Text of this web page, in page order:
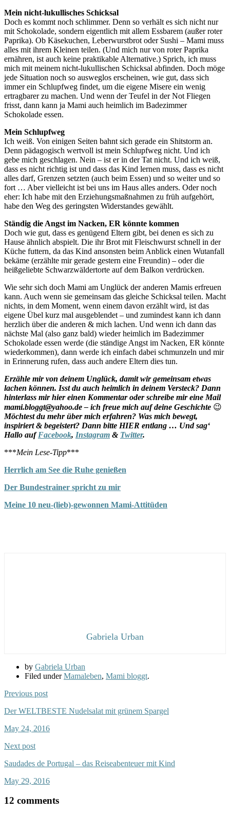
Mein nicht-lukullisches Schicksal
Doch es kommt noch schlimmer. Denn so verhält es sich nicht nur
mit Schokolade, sondern eigentlich mit allem Essbarem (außer roter
Paprika). Ob Käsekuchen, Leberwurstbrot oder Sushi – Mami muss
alles mit ihrem Kleinen teilen. (Und mich nur von roter Paprika
ernähren, ist auch keine praktikable Alternative.) Sprich, ich muss
mich mit meinem nicht-lukullischen Schicksal abfinden. Doch möge
jede Situation noch so ausweglos erscheinen, wie gut, dass sich
immer ein Schlupfweg findet, um die eigene Misere ein wenig
ertragbarer zu machen. Und wenn der Teufel in der Not Fliegen
frisst, dann kann ja Mami auch heimlich im Badezimmer
Schokolade essen.
Mein Schlupfweg
Ich weiß. Von einigen Seiten bahnt sich gerade ein Shitstorm an.
Denn pädagogisch wertvoll ist mein Schlupfweg nicht. Und ich
gebe mich geschlagen. Nein – ist er in der Tat nicht. Und ich weiß,
dass es nicht richtig ist und dass das Kind lernen muss, dass es nicht
alles darf, Grenzen setzten (auch beim Essen) und so weiter und so
fort … Aber vielleicht ist bei uns im Haus alles anders. Oder noch
eher: Ich habe mit den Erziehungsmaßnahmen zu früh aufgehört,
habe den Weg des geringsten Widerstandes gewählt.
Ständig die Angst im Nacken, ER könnte kommen
Doch wie gut, dass es genügend Eltern gibt, bei denen es sich zu
Hause ähnlich abspielt. Die ihr Brot mit Fleischwurst schnell in der
Küche futtern, da das Kind ansonsten beim Anblick einen Wutanfall
bekäme (erzählte mir gerade gestern eine Freundin) – oder die
heißgeliebte Schwarzwäldertorte auf dem Balkon verdrücken.
Wie sehr sich doch Mami am Unglück der anderen Mamis erfreuen
kann. Auch wenn sie gemeinsam das gleiche Schicksal teilen. Macht
nichts, in dem Moment, wenn einem davon erzählt wird, ist das
eigene Übel kurz mal ausgeblendet – und zumindest kann ich dann
herzlich über die anderen & mich lachen. Und wenn ich dann das
nächste Mal (also ganz bald) wieder heimlich im Badezimmer
Schokolade essen werde (die ständige Angst im Nacken, ER könnte
wiederkommen), dann werde ich einfach dabei schmunzeln und mir
in Erinnerung rufen, dass auch andere Eltern dies tun.
Erzähle mir von deinem Unglück, damit wir gemeinsam etwas
lachen können. Isst du auch heimlich in deinem Versteck? Dann
hinterlass mir hier einen Kommentar oder schreibe mir eine Mail
mami.bloggt@yahoo.de – ich freue mich auf deine Geschichte 😉
Möchtest du mehr über mich erfahren? Was mich bewegt,
inspiriert & begeistert? Dann bitte HIER entlang … Und sag‘
Hallo aufFacebook, Instagram & Twitter.
***Mein Lese-Tipp***
Herrlich am See die Ruhe genießen
Der Bundestrainer spricht zu mir
Meine 10 neu-(lieb)-gewonnen Mami-Attitüden
Gabriela Urban
by Gabriela Urban
Filed underMamaleben, Mami bloggt.
Previous post
Der WELTBESTE Nudelsalat mit grünem Spargel
May 24, 2016
Next post
Saudades de Portugal – das Reiseabenteuer mit Kind
May 29, 2016
12 comments